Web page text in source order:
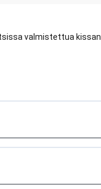
valmistettua kissan